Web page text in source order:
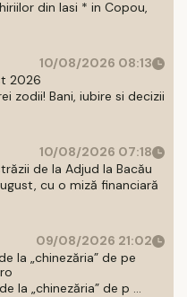
din Iasi * in Copou,
10/08/2026 08:13
2026
zodii! Bani, iubire si decizii
10/08/2026 07:18
de la Adjud la Bacău
cu o miză financiară
09/08/2026 21:02
la „chinezăria” de pe
la „chinezăria” de p ...